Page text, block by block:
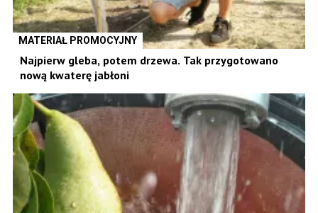
MATERIAŁ PROMOCYJNY
Najpierw gleba, potem drzewa. Tak przygotowano
nową kwaterę jabłoni